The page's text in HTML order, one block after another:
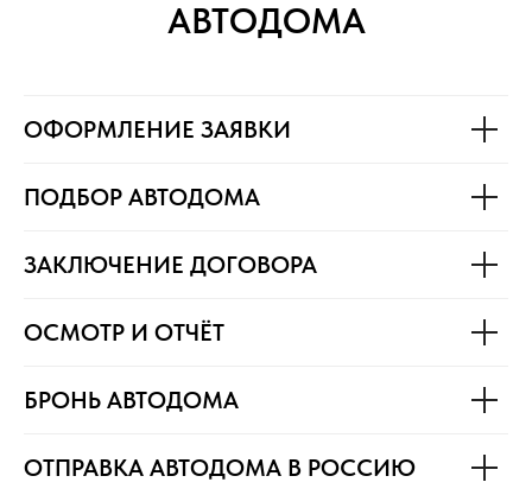
АВТОДОМА
ОФОРМЛЕНИЕ ЗАЯВКИ
ПОДБОР АВТОДОМА
ЗАКЛЮЧЕНИЕ ДОГОВОРА
ОСМОТР И ОТЧЁТ
БРОНЬ АВТОДОМА
ОТПРАВКА АВТОДОМА В РОССИЮ